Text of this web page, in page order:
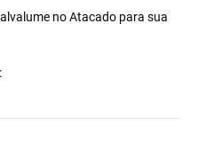
noAtacado para sua